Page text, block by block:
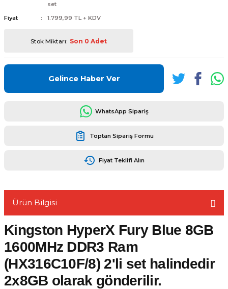
set
Fiyat
1.799,99 TL + KDV
Stok Miktarı: Son 0 Adet
Gelince Haber Ver
WhatsApp Sipariş
Toptan Sipariş Formu
Fiyat Teklifi Alın
Ürün Bilgisi
Kingston HyperX Fury Blue 8GB
1600MHz DDR3 Ram
(HX316C10F/8) 2'li set halindedir
2x8GB olarak gönderilir.